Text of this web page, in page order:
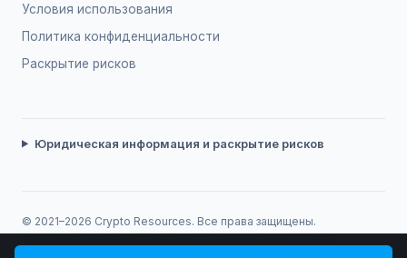
Условия использования
Политика конфиденциальности
Раскрытие рисков
Юридическая информация и раскрытие рисков
© 2021–2026 Crypto Resources. Все права защищены.
Торговля сопряжена с рисками. Прошлые результаты не